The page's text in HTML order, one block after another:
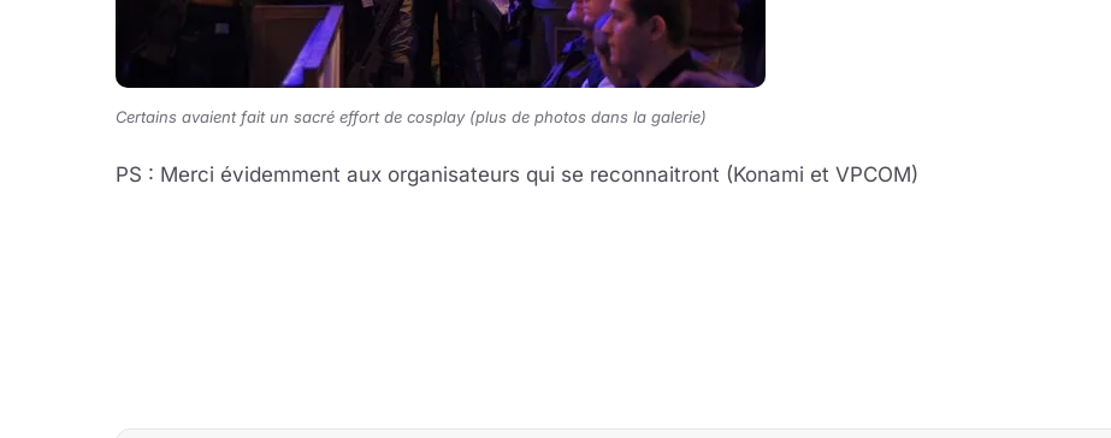
Certains avaient fait un sacré effort de cosplay (plus de photos dans la galerie)
PS : Merci évidemment aux organisateurs qui se reconnaitront (Konami et VPCOM)